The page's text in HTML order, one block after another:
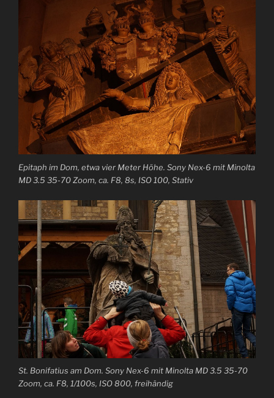
Epitaph im Dom, etwa vier Meter Höhe. Sony Nex-6 mit Minolta
MD 3.5 35-70 Zoom, ca. F8, 8s, ISO 100, Stativ
St. Bonifatius am Dom. Sony Nex-6 mit Minolta MD 3.5 35-70
Zoom, ca. F8, 1/100s, ISO 800, freihändig